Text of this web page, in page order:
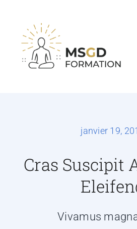
janvier 19,
Cras Suscipit
Vivamus